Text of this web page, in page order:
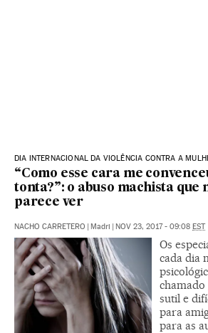
DIA INTERNACIONAL DA VIOLÊNCIA CONTRA A
“Como esse cara me
tonta?”: o abuso machista que
parece ver
NACHO CARRETERO | Madri | NOV 23, 2017 - 09:08 EST
Os
cada dia
sutil e
para
para as